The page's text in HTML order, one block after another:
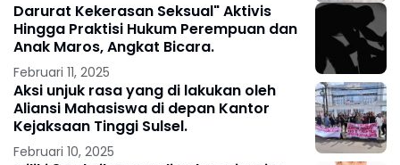
Darurat Kekerasan Seksual" Aktivis
Hingga Praktisi Hukum Perempuan dan
Anak Maros, Angkat Bicara.
Februari 11, 2025
Aksi unjuk rasa yang di lakukan oleh
Aliansi Mahasiswa di depan Kantor
Kejaksaan Tinggi Sulsel.
Februari 10, 2025